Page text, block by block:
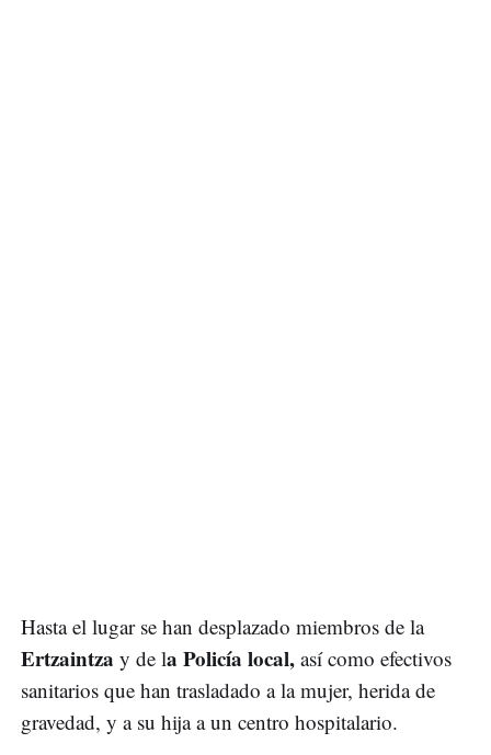
Hasta el lugar se han desplazado miembros de la
Ertzaintza y de la Policía local, así como efectivos
sanitarios que han trasladado a la mujer, herida de
gravedad, y a su hija a un centro hospitalario.